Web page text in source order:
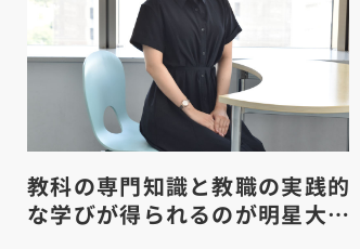
教科の専門知識と教職の実践的
な学びが得られるのが明星大学